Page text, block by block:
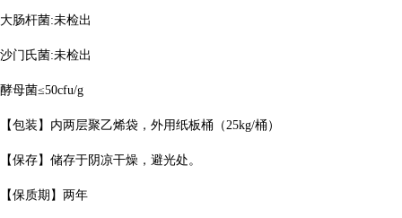
大肠杆菌:未检出
沙门氏菌:未检出
酵母菌≤50cfu/g
【包装】内两层聚乙烯袋，外用纸板桶（25kg/桶）
【保存】储存于阴凉干燥，避光处。
【保质期】两年